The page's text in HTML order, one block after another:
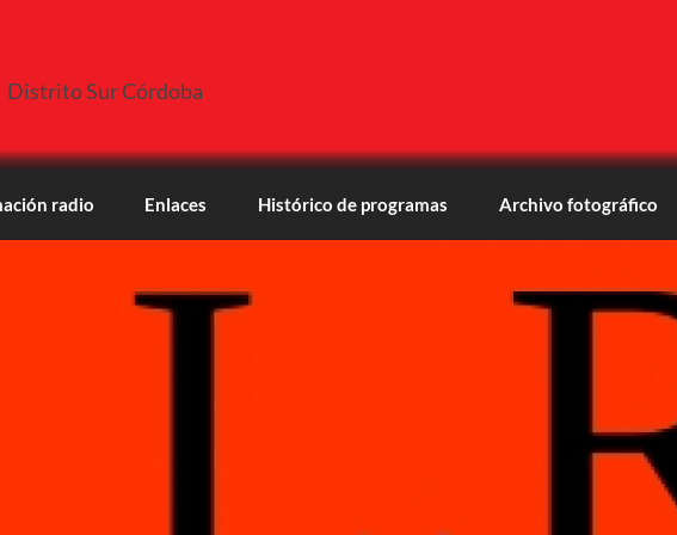
Distrito Sur Córdoba
radio Enlaces Histórico de programas Archivo fotográfico